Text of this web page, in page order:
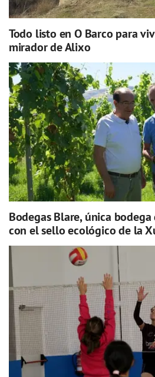
Todo listo en O Barco para
mirador de Alixo
Bodegas Blare, única
con el sello ecológico de la